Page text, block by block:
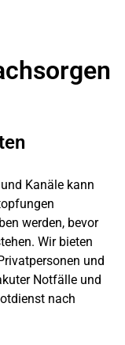
Kanäle kann
werden, bevor
Wir bieten
und
Notfälle und
nach